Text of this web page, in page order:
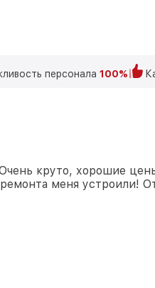
персонала 100%
круто, хорошие
меня устроили!